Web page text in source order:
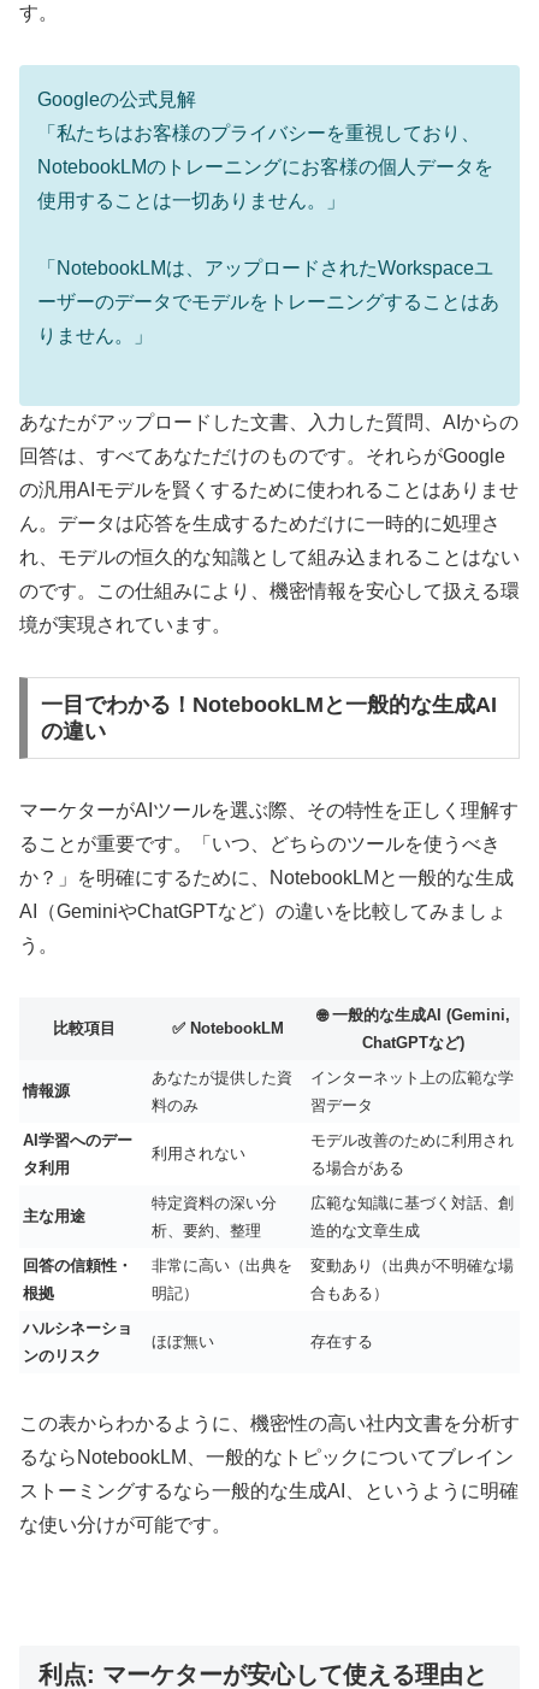
す。
Googleの公式見解
「私たちはお客様のプライバシーを重視しており、
NotebookLMのトレーニングにお客様の個人データを
使用することは一切ありません。」
「NotebookLMは、アップロードされたWorkspaceユ
ーザーのデータでモデルをトレーニングすることはあ
りません。」
あなたがアップロードした文書、入力した質問、AIからの
回答は、すべてあなただけのものです。それらがGoogle
の汎用AIモデルを賢くするために使われることはありませ
ん。データは応答を生成するためだけに一時的に処理さ
れ、モデルの恒久的な知識として組み込まれることはない
のです。この仕組みにより、機密情報を安心して扱える環
境が実現されています。
一目でわかる！NotebookLMと一般的な生成AI
の違い
マーケターがAIツールを選ぶ際、その特性を正しく理解す
ることが重要です。「いつ、どちらのツールを使うべき
か？」を明確にするために、NotebookLMと一般的な生成
AI（GeminiやChatGPTなど）の違いを比較してみましょ
う。
比較項目 ✅ NotebookLM
🌐 一般的な生成AI (Gemini,
ChatGPTなど)
情報源
あなたが提供した資
料のみ
インターネット上の広範な学
習データ
AI学習へのデー
タ利用
利用されない
モデル改善のために利用され
る場合がある
主な用途
特定資料の深い分
析、要約、整理
広範な知識に基づく対話、創
造的な文章生成
回答の信頼性・
根拠
非常に高い（出典を
明記）
変動あり（出典が不明確な場
合もある）
ハルシネーショ
ンのリスク
ほぼ無い 存在する
この表からわかるように、機密性の高い社内文書を分析す
るならNotebookLM、一般的なトピックについてブレイン
ストーミングするなら一般的な生成AI、というように明確
な使い分けが可能です。
利点: マーケターが安心して使える理由と